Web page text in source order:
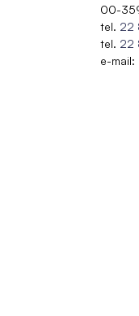
00-
tel. 22
tel. 22
e-mail: